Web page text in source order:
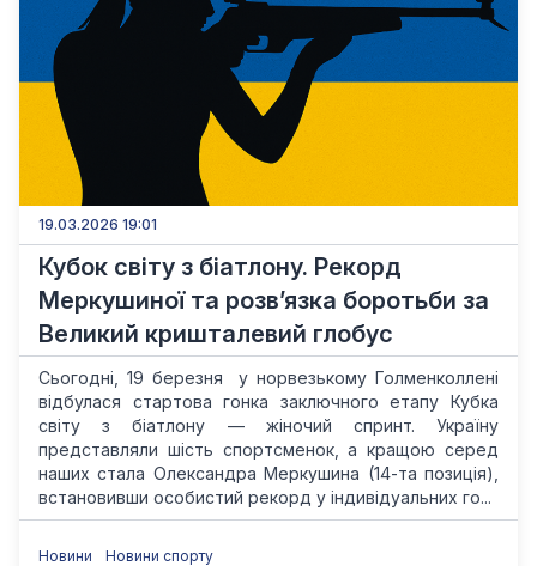
19.03.2026 19:01
Кубок світу з біатлону. Рекорд
Меркушиної та розв’язка боротьби за
Великий кришталевий глобус
Сьогодні, 19 березня у норвезькому Голменколлені
відбулася стартова гонка заключного етапу Кубка
світу з біатлону — жіночий спринт. Україну
представляли шість спортсменок, а кращою серед
наших стала Олександра Меркушина (14-та позиція),
встановивши особистий рекорд у індивідуальних го...
Новини Новини спорту